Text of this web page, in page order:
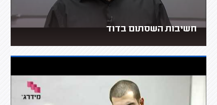
חשיבות השסתום בדוד